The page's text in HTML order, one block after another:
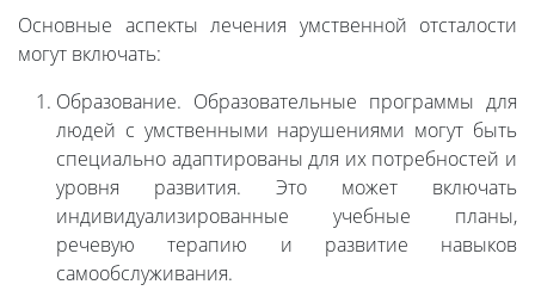
Основные аспекты лечения умственной отсталости
могут включать:
Образование. Образовательные программы для
людей с умственными нарушениями могут быть
специально адаптированы для их потребностей и
уровня развития. Это может включать
индивидуализированные учебные планы,
речевую терапию и развитие навыков
самообслуживания.